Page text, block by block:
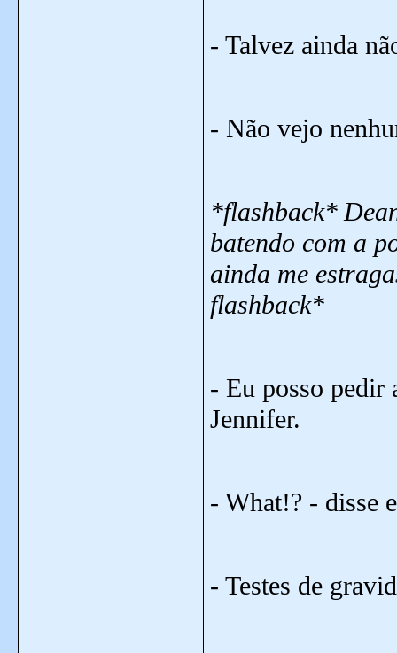
- Talvez ainda
- Não vejo
*flashback*
batendo com a
ainda me
flashback*
- Eu posso pedir
Jennifer.
- What!? - disse
- Testes de